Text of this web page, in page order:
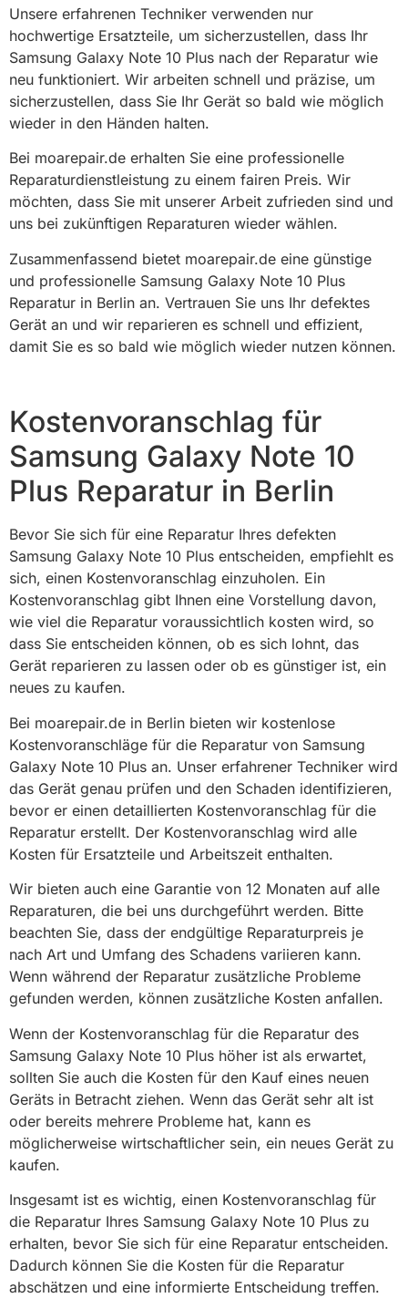
Unsere erfahrenen Techniker verwenden nur
hochwertige Ersatzteile, um sicherzustellen, dass Ihr
Samsung Galaxy Note 10 Plus nach der Reparatur wie
neu funktioniert. Wir arbeiten schnell und präzise, um
sicherzustellen, dass Sie Ihr Gerät so bald wie möglich
wieder in den Händen halten.
Bei moarepair.de erhalten Sie eine professionelle
Reparaturdienstleistung zu einem fairen Preis. Wir
möchten, dass Sie mit unserer Arbeit zufrieden sind und
uns bei zukünftigen Reparaturen wieder wählen.
Zusammenfassend bietet moarepair.de eine günstige
und professionelle Samsung Galaxy Note 10 Plus
Reparatur in Berlin an. Vertrauen Sie uns Ihr defektes
Gerät an und wir reparieren es schnell und effizient,
damit Sie es so bald wie möglich wieder nutzen können.
Kostenvoranschlag für
Samsung Galaxy Note 10
Plus Reparatur in Berlin
Bevor Sie sich für eine Reparatur Ihres defekten
Samsung Galaxy Note 10 Plus entscheiden, empfiehlt es
sich, einen Kostenvoranschlag einzuholen. Ein
Kostenvoranschlag gibt Ihnen eine Vorstellung davon,
wie viel die Reparatur voraussichtlich kosten wird, so
dass Sie entscheiden können, ob es sich lohnt, das
Gerät reparieren zu lassen oder ob es günstiger ist, ein
neues zu kaufen.
Bei moarepair.de in Berlin bieten wir kostenlose
Kostenvoranschläge für die Reparatur von Samsung
Galaxy Note 10 Plus an. Unser erfahrener Techniker wird
das Gerät genau prüfen und den Schaden identifizieren,
bevor er einen detaillierten Kostenvoranschlag für die
Reparatur erstellt. Der Kostenvoranschlag wird alle
Kosten für Ersatzteile und Arbeitszeit enthalten.
Wir bieten auch eine Garantie von 12 Monaten auf alle
Reparaturen, die bei uns durchgeführt werden. Bitte
beachten Sie, dass der endgültige Reparaturpreis je
nach Art und Umfang des Schadens variieren kann.
Wenn während der Reparatur zusätzliche Probleme
gefunden werden, können zusätzliche Kosten anfallen.
Wenn der Kostenvoranschlag für die Reparatur des
Samsung Galaxy Note 10 Plus höher ist als erwartet,
sollten Sie auch die Kosten für den Kauf eines neuen
Geräts in Betracht ziehen. Wenn das Gerät sehr alt ist
oder bereits mehrere Probleme hat, kann es
möglicherweise wirtschaftlicher sein, ein neues Gerät zu
kaufen.
Insgesamt ist es wichtig, einen Kostenvoranschlag für
die Reparatur Ihres Samsung Galaxy Note 10 Plus zu
erhalten, bevor Sie sich für eine Reparatur entscheiden.
Dadurch können Sie die Kosten für die Reparatur
abschätzen und eine informierte Entscheidung treffen.